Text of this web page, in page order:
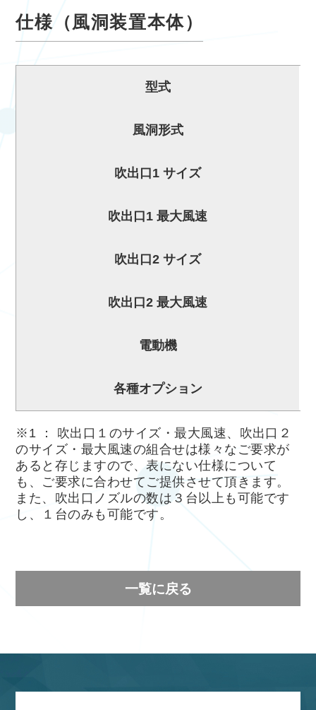
仕様（風洞装置本体）
型式
風洞形式
吹出口1 サイズ
吹出口1 最大風速
吹出口2 サイズ
吹出口2 最大風速
電動機
各種オプション
※1 ： 吹出口１のサイズ・最大風速、吹出口２
のサイズ・最大風速の組合せは様々なご要求が
あると存じますので、表にない仕様について
も、ご要求に合わせてご提供させて頂きます。
また、吹出口ノズルの数は３台以上も可能です
し、１台のみも可能です。
一覧に戻る